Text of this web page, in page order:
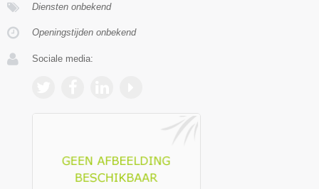
Diensten onbekend
Openingstijden onbekend
Sociale media: